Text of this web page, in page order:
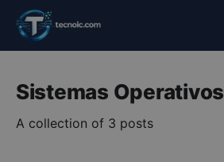
Sistemas Operativos
A collection of 3 posts